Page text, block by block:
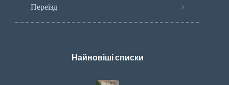
Переїзд
Найновіші списки